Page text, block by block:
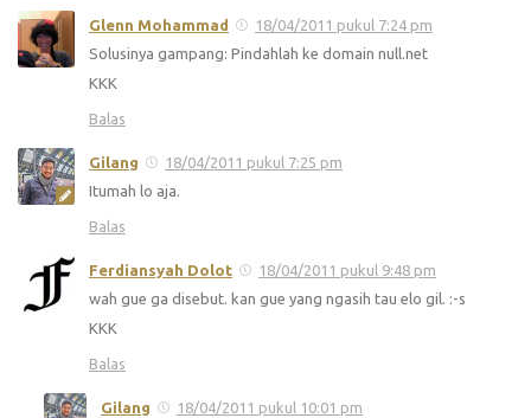
Glenn Mohammad
18/04/2011 pukul 7:24 pm
Solusinya gampang: Pindahlah ke domain null.net
KKK
Balas
Gilang
18/04/2011 pukul 7:25 pm
Itumah lo aja.
Balas
Ferdiansyah Dolot
18/04/2011 pukul 9:48 pm
wah gue ga disebut. kan gue yang ngasih tau elo gil. :-s
KKK
Balas
Gilang
18/04/2011 pukul 10:01 pm